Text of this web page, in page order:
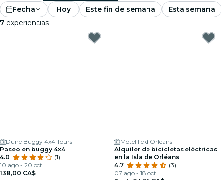
Fecha Hoy Este fin de semana
Esta semana
7 experiencias
Dune Buggy 4x4 Tours
Paseo en buggy 4x4
4.0
(1)
10 ago - 20 oct
138,00 CA$
Motel Ile d'Orleans
Alquiler de bicicletas eléctricas
en la Isla de Orléans
4.7
(3)
07 ago - 18 oct